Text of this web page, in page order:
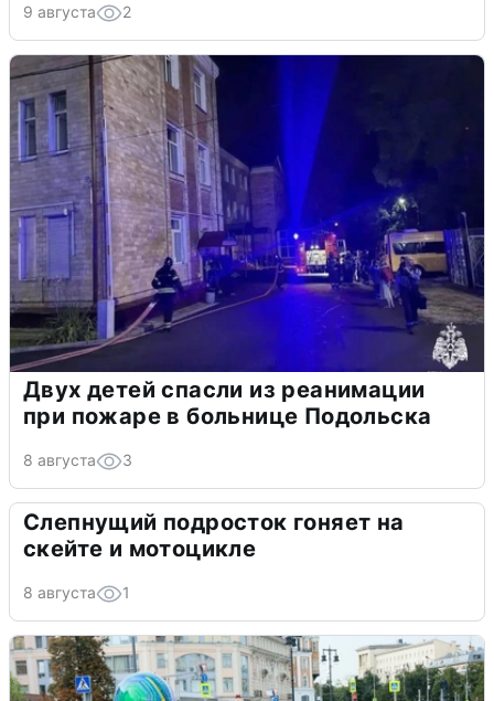
9 августа 2
Двух детей спасли из реанимации
при пожаре в больнице Подольска
8 августа 3
Слепнущий подросток гоняет на
скейте и мотоцикле
8 августа 1